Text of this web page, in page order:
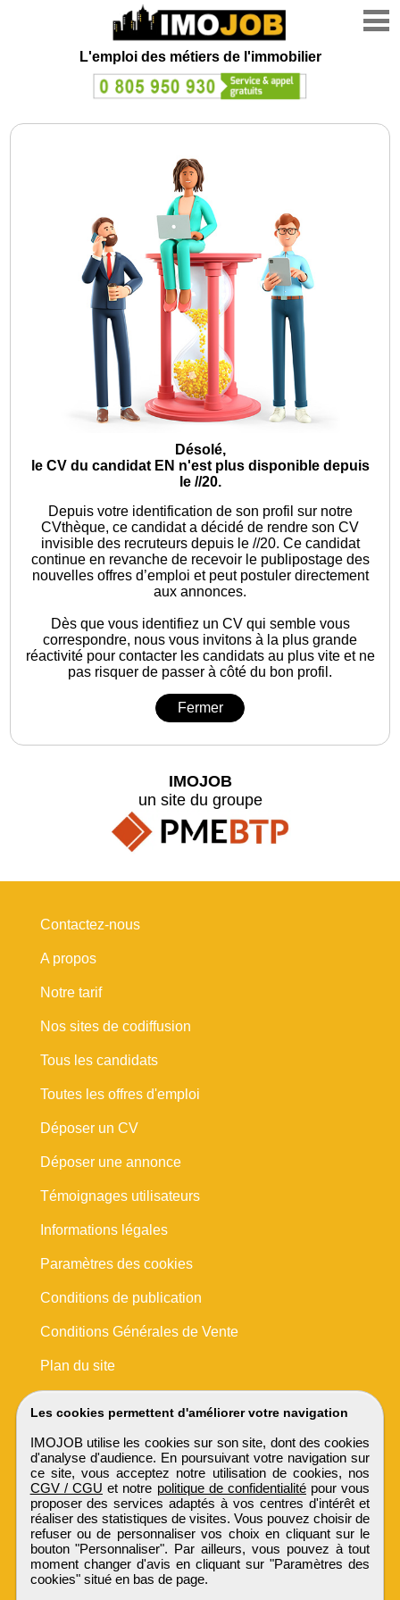
L'emploi des métiers de l'immobilier
Désolé,
le CV du candidat EN n'est plus disponible depuis
le //20.
Depuis votre identification de son profil sur notre
CVthèque, ce candidat a décidé de rendre son CV
invisible des recruteurs depuis le //20. Ce candidat
continue en revanche de recevoir le publipostage des
nouvelles offres d’emploi et peut postuler directement
aux annonces.
Dès que vous identifiez un CV qui semble vous
correspondre, nous vous invitons à la plus grande
réactivité pour contacter les candidats au plus vite et ne
pas risquer de passer à côté du bon profil.
Fermer
Les cookies permettent d'améliorer votre navigation
IMOJOB utilise les cookies sur son site, dont des cookies
d'analyse d'audience. En poursuivant votre navigation sur
ce site, vous acceptez notre utilisation de cookies, nos
CGV / CGU et notre politique de confidentialité pour vous
proposer des services adaptés à vos centres d'intérêt et
réaliser des statistiques de visites. Vous pouvez choisir de
refuser ou de personnaliser vos choix en cliquant sur le
bouton "Personnaliser". Par ailleurs, vous pouvez à tout
moment changer d'avis en cliquant sur "Paramètres des
cookies" situé en bas de page.
IMOJOB
un site du groupe
Contactez-nous
A propos
Notre tarif
Nos sites de codiffusion
Tous les candidats
Toutes les offres d'emploi
Déposer un CV
Déposer une annonce
Témoignages utilisateurs
Informations légales
Paramètres des cookies
Conditions de publication
Conditions Générales de Vente
Plan du site